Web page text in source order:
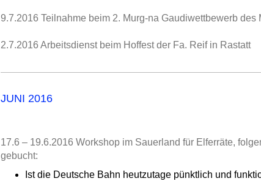
9.7.2016 Teilnahme beim 2. Murg-na Gaudiwettbewerb des
2.7.2016 Arbeitsdienst beim Hoffest der Fa. Reif in Rastatt
JUNI 2016
17.6 – 19.6.2016 Workshop im Sauerland für Elferräte,
gebucht:
Ist die Deutsche Bahn heutzutage pünktlich und